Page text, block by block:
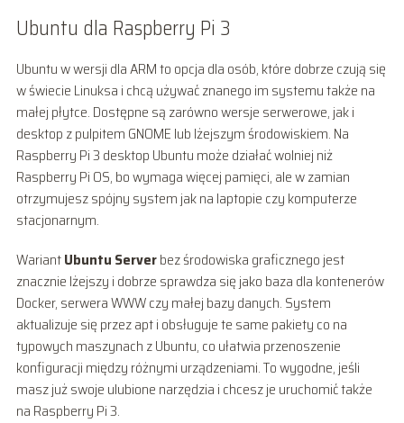
Ubuntu dla Raspberry Pi 3
Ubuntu w wersji dla ARM to opcja dla osób, które dobrze czują się
w świecie Linuksa i chcą używać znanego im systemu także na
małej płytce. Dostępne są zarówno wersje serwerowe, jak i
desktop z pulpitem GNOME lub lżejszym środowiskiem. Na
Raspberry Pi 3 desktop Ubuntu może działać wolniej niż
Raspberry Pi OS, bo wymaga więcej pamięci, ale w zamian
otrzymujesz spójny system jak na laptopie czy komputerze
stacjonarnym.
WariantUbuntu Serverbez środowiska graficznego jest
znacznie lżejszy i dobrze sprawdza się jako baza dla kontenerów
Docker, serwera WWW czy małej bazy danych. System
aktualizuje się przez apt i obsługuje te same pakiety co na
typowych maszynach z Ubuntu, co ułatwia przenoszenie
konfiguracji między różnymi urządzeniami. To wygodne, jeśli
masz już swoje ulubione narzędzia i chcesz je uruchomić także
na Raspberry Pi 3.